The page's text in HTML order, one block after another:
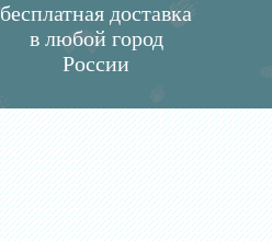
бесплатная доставка
в любой город
России